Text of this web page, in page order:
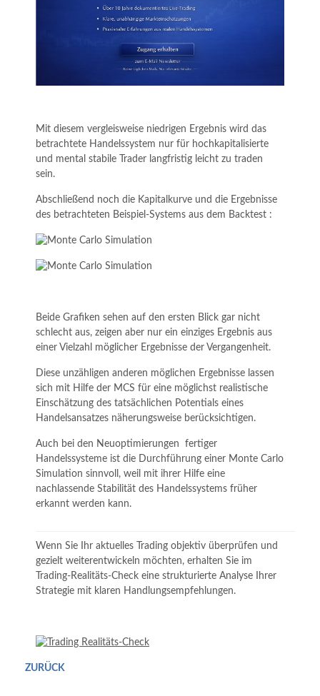
Mit diesem vergleisweise niedrigen Ergebnis wird das
betrachtete Handelssystem nur für hochkapitalisierte
und mental stabile Trader langfristig leicht zu traden
sein.
Abschließend noch die Kapitalkurve und die Ergebnisse
des betrachteten Beispiel-Systems aus dem Backtest :
Beide Grafiken sehen auf den ersten Blick gar nicht
schlecht aus, zeigen aber nur ein einziges Ergebnis aus
einer Vielzahl möglicher Ergebnisse der Vergangenheit.
Diese unzähligen anderen möglichen Ergebnisse lassen
sich mit Hilfe der MCS für eine möglichst realistische
Einschätzung des tatsächlichen Potentials eines
Handelsansatzes näherungsweise berücksichtigen.
Auch bei den Neuoptimierungen fertiger
Handelssysteme ist die Durchführung einer Monte Carlo
Simulation sinnvoll, weil mit ihrer Hilfe eine
nachlassende Stabilität des Handelssystems früher
erkannt werden kann.
Wenn Sie Ihr aktuelles Trading objektiv überprüfen und
gezielt weiterentwickeln möchten, erhalten Sie im
Trading-Realitäts-Check eine strukturierte Analyse Ihrer
Strategie mit klaren Handlungsempfehlungen.
ZURÜCK